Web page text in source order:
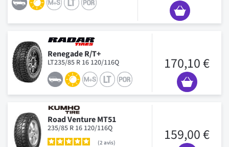
Renegade R/T+
LT235/85 R 16 120/116Q 170,10 €
Road Venture MT51
235/85 R 16 120/116Q
2 avis 159,00 €